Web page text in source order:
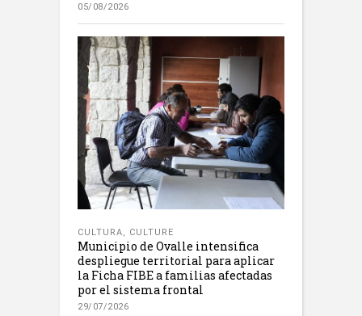
05/08/2026
CULTURA, CULTURE
Municipio de Ovalle intensifica
despliegue territorial para aplicar
la Ficha FIBE a familias afectadas
por el sistema frontal
29/07/2026